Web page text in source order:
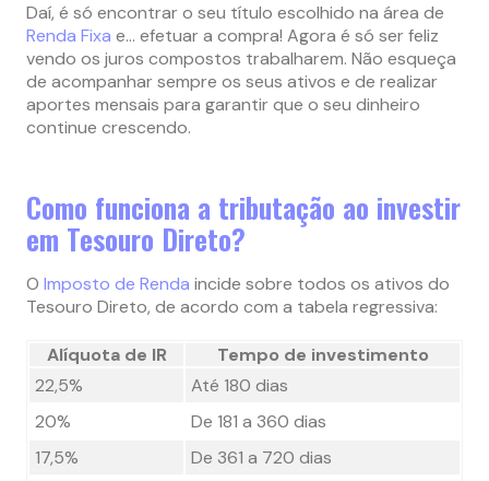
Daí, é só encontrar o seu título escolhido na área de
Renda Fixa e… efetuar a compra! Agora é só ser feliz
vendo os juros compostos trabalharem. Não esqueça
de acompanhar sempre os seus ativos e de realizar
aportes mensais para garantir que o seu dinheiro
continue crescendo.
Como funciona a tributação ao investir
em Tesouro Direto?
O Imposto de Renda incide sobre todos os ativos do
Tesouro Direto, de acordo com a tabela regressiva:
Alíquota de IR
Tempo de investimento
22,5%
Até 180 dias
20%
De 181 a 360 dias
17,5%
De 361 a 720 dias